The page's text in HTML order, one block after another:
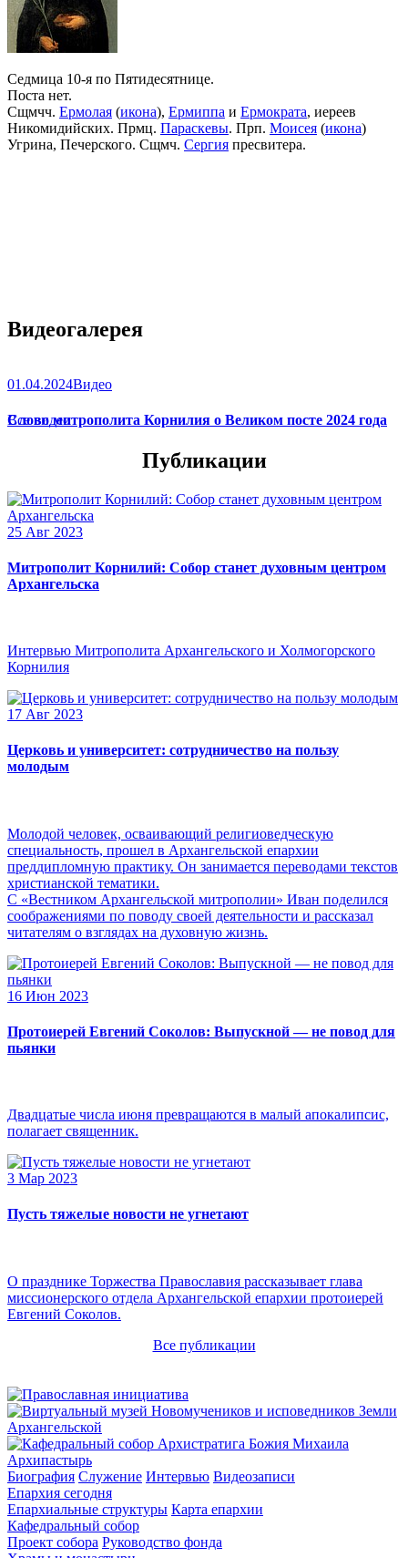
Седмица 10-я по Пятидесятнице.
Поста нет.
Сщмчч. Ермолая (икона), Ермиппа и Ермократа, иереев
Никомидийских. Прмц. Параскевы. Прп. Моисея (икона)
Угрина, Печерского. Сщмч. Сергия пресвитера.
Видеогалерея
01.04.2024Видео
Слово митрополита Корнилия о Великом посте 2024 года
Все видео
Публикации
25 Авг 2023
Митрополит Корнилий: Собор станет духовным центром
Архангельска
Интервью Митрополита Архангельского и Холмогорского
Корнилия
17 Авг 2023
Церковь и университет: сотрудничество на пользу
молодым
Молодой человек, осваивающий религиоведческую
специальность, прошел в Архангельской епархии
преддипломную практику. Он занимается переводами текстов
христианской тематики.
С «Вестником Архангельской митрополии» Иван поделился
соображениями по поводу своей деятельности и рассказал
читателям о взглядах на духовную жизнь.
16 Июн 2023
Протоиерей Евгений Соколов: Выпускной — не повод для
пьянки
Двадцатые числа июня превращаются в малый апокалипсис,
полагает священник.
3 Мар 2023
Пусть тяжелые новости не угнетают
О празднике Торжества Православия рассказывает глава
миссионерского отдела Архангельской епархии протоиерей
Евгений Соколов.
Все публикации
Архипастырь
Биография Служение Интервью Видеозаписи
Епархия сегодня
Епархиальные структуры Карта епархии
Кафедральный собор
Проект собора Руководство фонда